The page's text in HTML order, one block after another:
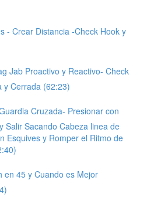
- Crear Distancia -Check Hook y
Jab Proactivo y Reactivo- Check
y Cerrada (62:23)
Cruzada- Presionar con
Salir Sacando Cabeza linea de
Esquives y Romper el Ritmo de
en 45 y Cuando es Mejor